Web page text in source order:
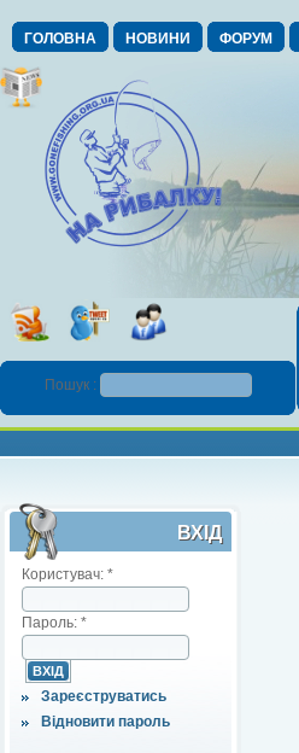
ГОЛОВНА НОВИНИ ФОРУМ
Пошук :
ВХІД
Користувач: *
Пароль: *
Зареєструватись
Відновити пароль